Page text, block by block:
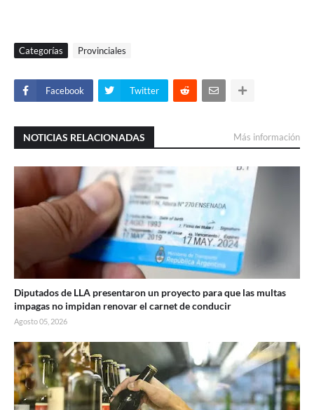
Categorías Provinciales
Facebook Twitter
NOTICIAS RELACIONADAS Más información
Diputados de LLA presentaron un proyecto para que las multas
impagas no impidan renovar el carnet de conducir
Agosto 05, 2026